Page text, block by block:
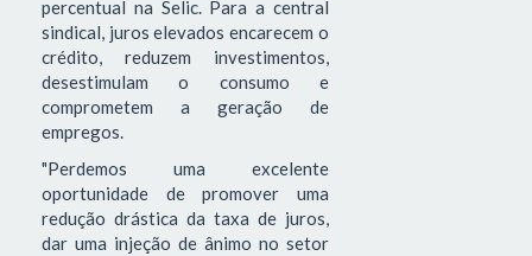
percentual na Selic. Para a central
sindical, juros elevados encarecem o
crédito, reduzem investimentos,
desestimulam o consumo e
comprometem a geração de
empregos.
"Perdemos uma excelente
oportunidade de promover uma
redução drástica da taxa de juros,
dar uma injeção de ânimo no setor